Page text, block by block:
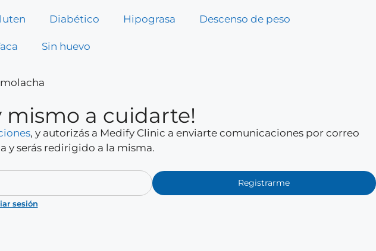
Diabético Hipograsa Descenso de peso
Sin huevo
mismo a cuidarte!
, y autorizás a Medify Clinic a enviarte comunicaciones por correo
y serás redirigido a la misma.
Registrarme
sesión